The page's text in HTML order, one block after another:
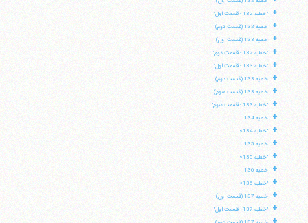
+ "خطبه 132 - قسمت اول"
+ خطبه 132 (قسمت دوم)
+ خطبه 133 (قسمت اول)
+ "خطبه 132 - قسمت دوم"
+ "خطبه 133 - قسمت اول"
+ خطبه 133 (قسمت دوم)
+ خطبه 133 (قسمت سوم)
+ "خطبه 133 - قسمت سوم"
+ خطبه 134
+ "خطبه 134»
+ خطبه 135
+ "خطبه 135»
+ خطبه 136
+ "خطبه 136»
+ خطبه 137 (قسمت اول)
+ "خطبه 137 - قسمت اول"